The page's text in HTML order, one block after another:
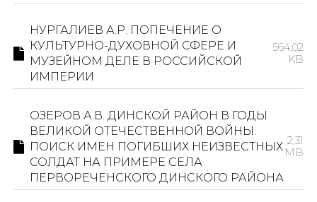
НУРГАЛИЕВ А.Р. ПОПЕЧЕНИЕ О
КУЛЬТУРНО-ДУХОВНОЙ СФЕРЕ И
МУЗЕЙНОМ ДЕЛЕ В РОССИЙСКОЙ
ИМПЕРИИ
564,02
KB
ОЗЕРОВ А.В. ДИНСКОЙ РАЙОН В ГОДЫ
ВЕЛИКОЙ ОТЕЧЕСТВЕННОЙ ВОЙНЫ.
ПОИСК ИМЕН ПОГИБШИХ НЕИЗВЕСТНЫХ
СОЛДАТ НА ПРИМЕРЕ СЕЛА
ПЕРВОРЕЧЕНСКОГО ДИНСКОГО РАЙОНА
2,31
MB